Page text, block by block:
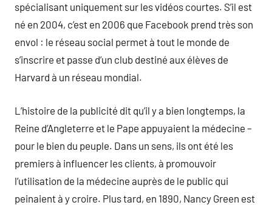
spécialisant uniquement sur les vidéos courtes. S’il est
né en 2004, c’est en 2006 que Facebook prend très son
envol : le réseau social permet à tout le monde de
s’inscrire et passe d’un club destiné aux élèves de
Harvard à un réseau mondial.
L’histoire de la publicité dit qu’il y a bien longtemps, la
Reine d’Angleterre et le Pape appuyaient la médecine –
pour le bien du peuple. Dans un sens, ils ont été les
premiers à influencer les clients, à promouvoir
l’utilisation de la médecine auprès de le public qui
peinaient à y croire. Plus tard, en 1890, Nancy Green est